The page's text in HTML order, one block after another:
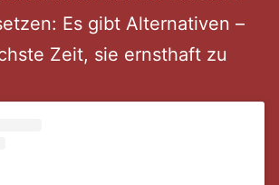
Es gibt Alternativen –
Zeit, sie ernsthaft zu